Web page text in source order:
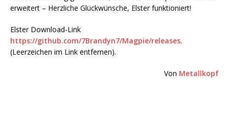
erweitert – Herzliche Glückwünsche, Elster funktioniert!
Elster Download-Link
https://github.com/7Brandyn7/Magpie/releases.
(Leerzeichen im Link entfernen).
Von Metallkopf